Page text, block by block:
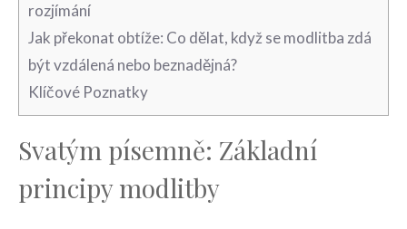
rozjímání
Jak překonat obtíže: Co⁣ dělat,⁣ když se modlitba ⁤zdá
být vzdálená nebo beznadějná?
Klíčové Poznatky
Svatým písemně:⁤ Základní
principy modlitby